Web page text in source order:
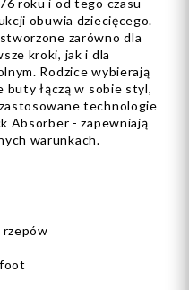
roku i od tego czasu
obuwia dziecięcego.
zarówno dla
kroki, jak i dla
Rodzice wybierają
buty łączą w sobie styl,
technologie
Absorber - zapewniają
warunkach.
rzepów